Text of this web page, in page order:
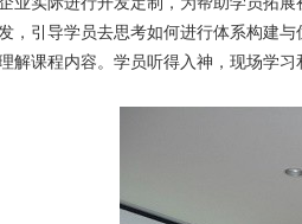
，引导学员去思考如何进行体系构建
解课程内容。学员听得入神，现场学习